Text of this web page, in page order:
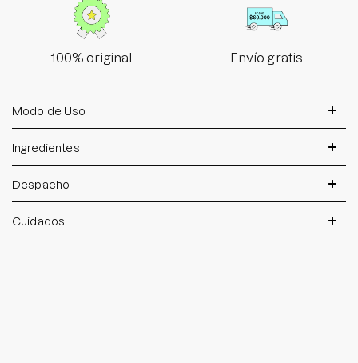
100% original Envío gratis
Modo de Uso
Ingredientes
Despacho
Cuidados